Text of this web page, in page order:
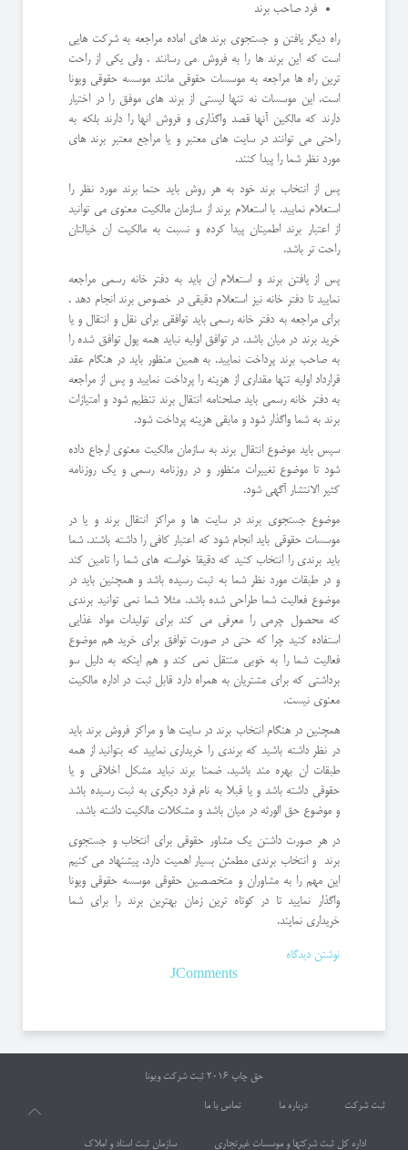
فرد صاحب برند
راه دیگر یافتن و جستجوی برند های اماده مراجعه به شرکت هایی
است که این برند ها را به فروش می رسانند . ولی یکی از راحت
ترین راه ها مراجعه به موسسات حقوقی مانند موسسه حقوقی ویونا
است. این موسسات نه تنها لیستی از برند های موفق را در اختیار
دارند که مالکین آنها قصد واگذاری و فروش انها را دارند بلکه به
راحتی می توانند در سایت های معتبر و یا مراجع معتبر برند های
مورد نظر شما را پیدا کنند.
پس از انتخاب برند خود به هر روش باید حتما برند مورد نظر را
استعلام نمایید. با استعلام برند از سازمان مالکیت معنوی می توانید
از اعتبار برند اطمینان پیدا کرده و نسبت به مالکیت ان خیالتان
راحت تر باشد.
پس از یافتن برند و استعلام ان باید به دفتر خانه رسمی مراجعه
نمایید تا دفتر خانه نیز استعلام دقیقی در خصوص برند انجام دهد .
برای مراجعه به دفتر خانه رسمی باید توافقی برای نقل و انتقال و یا
خرید برند در میان باشد. در توافق اولیه نباید همه پول توافق شده را
به صاحب برند پرداخت نمایید. به همین منظور باید در هنگام عقد
قرارداد اولیه تنها مقداری از هزینه را پرداخت نمایید و پس از مراجعه
به دفتر خانه رسمی باید صلحنامه انتقال برند تنظیم شود و امتیازات
برند به شما واگذار شود و مابقی هزینه پرداخت شود.
سپس باید موضوع انتقال برند به سازمان مالکیت معنوی ارجاع داده
شود تا موضوع تغییرات منظور و در روزنامه رسمی و یک روزنامه
کثیر الانتشار آگهی شود.
موضوع جستجوی برند در سایت ها و مراکز انتقال برند و یا در
موسسات حقوقی باید انجام شود که اعتبار کافی را داشته باشند. شما
باید برندی را انتخاب کنید که دقیقا خواسته های شما را تامین کند
و در طبقات مورد نظر شما به ثبت رسیده باشد و همچنین باید در
موضوع فعالیت شما طراحی شده باشد. مثلا شما نمی توانید برندی
که محصول چرمی را معرفی می کند برای تولیدات مواد غذایی
استفاده کنید چرا که حتی در صورت توافق برای خرید هم موضوع
فعالیت شما را به خوبی منتقل نمی کند و هم اینکه به دلیل سو
برداشتی که برای مشتریان به همراه دارد قابل ثبت در اداره مالکیت
معنوی نیست.
همچنین در هنگام انتخاب برند در سایت ها و مراکز فروش برند باید
در نظر داشته باشید که برندی را خریداری نمایید که بتوانید از همه
طبقات ان بهره مند باشید. ضمنا برند نباید مشکل اخلاقی و یا
حقوقی داشته باشد و یا قبلا به نام فرد دیگری به ثبت رسیده باشد
و موضوع حق الورثه در میان باشد و مشکلات مالکیت داشته باشد.
در هر صورت داشتن یک مشاور حقوقی برای انتخاب و جستجوی
برند و انتخاب برندی مطمئن بسیار اهمیت دارد. پیشنهاد می کنیم
این مهم را به مشاوران و متخصصین حقوقی موسسه حقوقی ویونا
واگذار نمایید تا در کوتاه ترین زمان بهترین برند را برای شما
خریداری نمایند.
نوشتن دیدگاه
JComments
حق چاپ 2016 ثبت شرکت ویونا
ثبت شرکت درباره ما تماس با ما
اداره کل ثبت شرکتها و موسسات غیرتجاری سازمان ثبت اسناد و املاک